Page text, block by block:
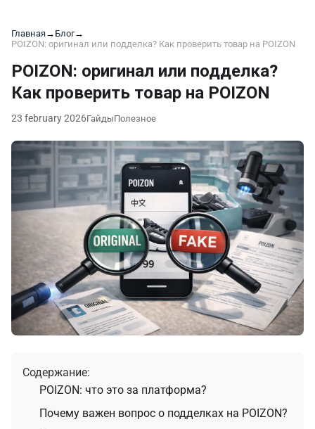
Главная→ Блог→
POIZON: оригинал или подделка? Как проверить товар на POIZON
POIZON: оригинал или подделка?
Как проверить товар на POIZON
23 february 2026ГайдыПолезное
Содержание:
POIZON: что это за платформа?
Почему важен вопрос о подделках на POIZON?